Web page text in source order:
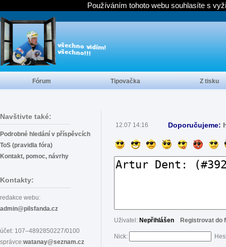
Navštivte také:
Podrobné hledání v příspěvcích
ToS (pravidla fóra)
Kontakt, pomoc, návrhy
Kontakty:
redakce webu:
admin@pilsfanda.cz
účet: 107–4892850227/0100
správce:watanay@seznam.cz
12.07 14:16 Doporučujeme:
Uživatel: Nepřihlášen Registrovat do
Nick:
Fórum Tipovačka Z tisku
Používáním tohoto webu souhlasíte s